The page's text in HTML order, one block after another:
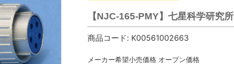
【NJC-165-PMY】七星科学研究所
商品コード: K00561002663
メーカー希望小売価格 オープン価格